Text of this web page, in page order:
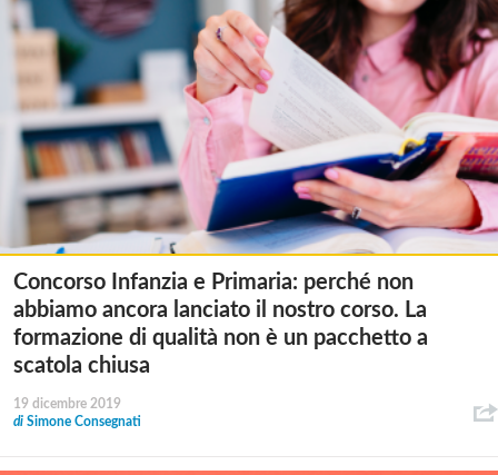
Concorso Infanzia e Primaria: perché non
abbiamo ancora lanciato il nostro corso. La
formazione di qualità non è un pacchetto a
scatola chiusa
19 dicembre 2019
di Simone Consegnati